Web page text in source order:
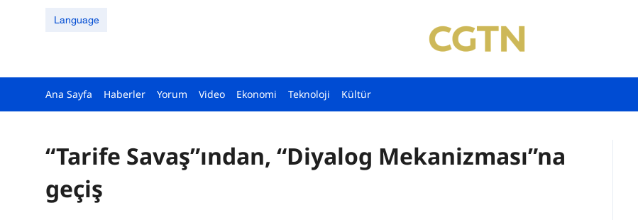
Language
Ana Sayfa Haberler Yorum Video Ekonomi Teknoloji Kültür
“Tarife Savaş”ından, “Diyalog Mekanizması”na
geçiş